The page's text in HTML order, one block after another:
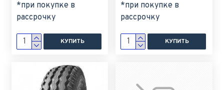
*при покупке в
рассрочку
КУПИТЬ
*при покупке в
рассрочку
КУПИТЬ